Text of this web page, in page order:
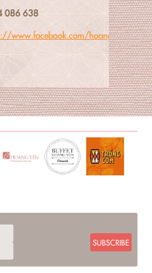
086 638
www.facebook.com/hoangyenbuffet/
SUBSCRIBE